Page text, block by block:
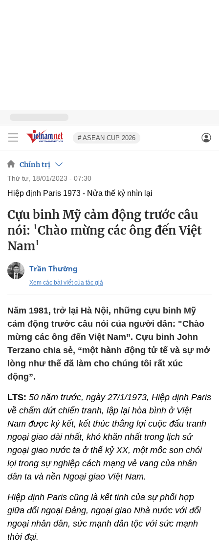
# ASEAN CUP 2026
Chính trị
thứ tư, 18/01/2023 - 07:30
Hiệp định Paris 1973 - Nửa thế kỷ nhìn lại
Cựu binh Mỹ cảm động trước câu
nói: 'Chào mừng các ông đến Việt
Nam'
Trần Thường
Xem các bài viết của tác giả
Năm 1981, trở lại Hà Nội, những cựu binh Mỹ
cảm động trước câu nói của người dân: "Chào
mừng các ông đến Việt Nam”. Cựu binh John
Terzano chia sẻ, “một hành động tử tế và sự mở
lòng như thế đã làm cho chúng tôi rất xúc
động”.
LTS: 50 năm trước, ngày 27/1/1973, Hiệp định Paris
về chấm dứt chiến tranh, lập lại hòa bình ở Việt
Nam được ký kết, kết thúc thắng lợi cuộc đấu tranh
ngoại giao dài nhất, khó khăn nhất trong lịch sử
ngoại giao nước ta ở thế kỷ XX, một mốc son chói
lọi trong sự nghiệp cách mạng vẻ vang của nhân
dân ta và nền Ngoại giao Việt Nam.
Hiệp định Paris cũng là kết tinh của sự phối hợp
giữa đối ngoại Đảng, ngoại giao Nhà nước với đối
ngoại nhân dân, sức mạnh dân tộc với sức mạnh
thời đại.